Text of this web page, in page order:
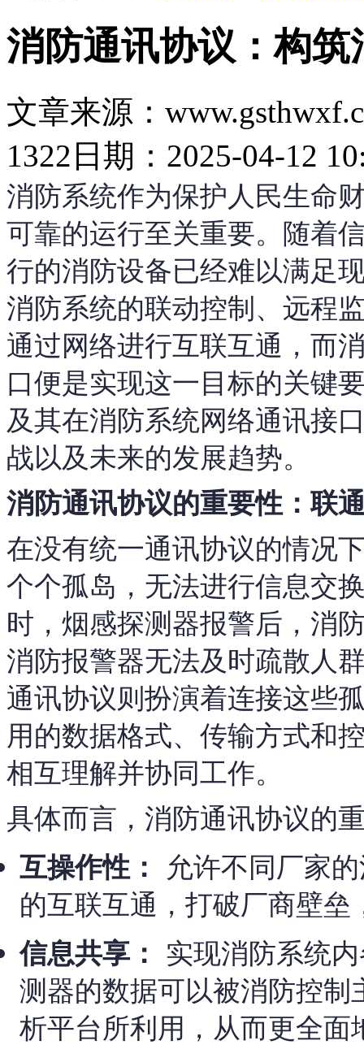
消防通讯协议：构
文章来源：
1322 日期：2025-04-12
消防系统作为保护人民生命
可靠的运行至关重要。随着
行的消防设备已经难以满足
消防系统的联动控制、远程
通过网络进行互联互通，而
口便是实现这一目标的关键
及其在消防系统网络通讯接
战以及未来的发展趋势。
消防通讯协议的重要性：联
在没有统一通讯协议的情况
个个孤岛，无法进行信息交
时，烟感探测器报警后，消
消防报警器无法及时疏散人
通讯协议则扮演着连接这些
用的数据格式、传输方式和
相互理解并协同工作。
具体而言，消防通讯协议的
互操作性：
允许不同厂家
的互联互通，打破厂商壁
信息共享： 实现消防系统
测器的数据可以被消防控
析平台所利用，从而更全面